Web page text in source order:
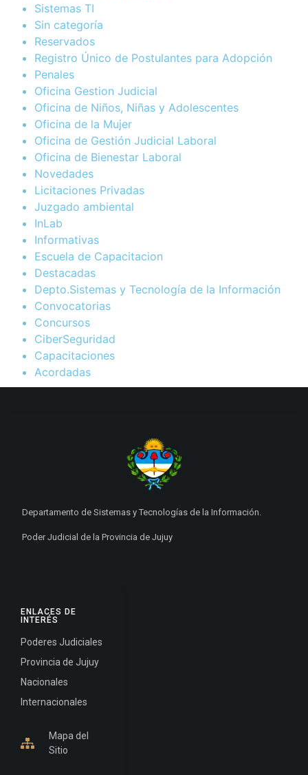
Sistemas TI
Sin categoría
Reservados
Registro Único de Postulantes para Adopción
Penales
Oficina Gestion Judicial
Oficina de Niños, Niñas y Adolescentes
Oficina de la Mujer
Oficina de Gestión Judicial Laboral
Oficina de Bienestar Laboral
Novedades
Licitaciones Privadas
Juzgado ambiental
InLab
Informativas
Escuela de Capacitacion
Destacadas
Depto.Sistemas y Tecnología de la Información
Convocatorias
Concursos
CiberSeguridad
Capacitaciones
Acordadas
ENLACES DE
INTERÉS
Poderes Judiciales
Provincia de Jujuy
Nacionales
Internacionales
Mapa del
Sitio
Departamento de Sistemas y Tecnologías de la Información.
Poder Judicial de la Provincia de Jujuy